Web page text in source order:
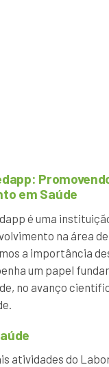
em Saúde
é uma
na área
a importância
um papel
no avanço
atividades do